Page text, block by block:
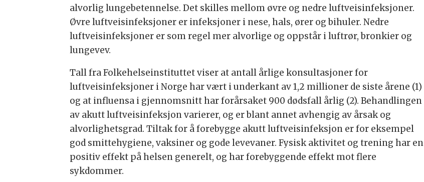
alvorlig lungebetennelse. Det skilles mellom øvre og nedre luftveisinfeksjoner.
Øvre luftveisinfeksjoner er infeksjoner i nese, hals, ører og bihuler. Nedre
luftveisinfeksjoner er som regel mer alvorlige og oppstår i luftrør, bronkier og
lungevev.
Tall fra Folkehelseinstituttet viser at antall årlige konsultasjoner for
luftveisinfeksjoner i Norge har vært i underkant av 1,2 millioner de siste årene (1)
og at influensa i gjennomsnitt har forårsaket 900 dødsfall årlig (2). Behandlingen
av akutt luftveisinfeksjon varierer, og er blant annet avhengig av årsak og
alvorlighetsgrad. Tiltak for å forebygge akutt luftveisinfeksjon er for eksempel
god smittehygiene, vaksiner og gode levevaner. Fysisk aktivitet og trening har en
positiv effekt på helsen generelt, og har forebyggende effekt mot flere
sykdommer.